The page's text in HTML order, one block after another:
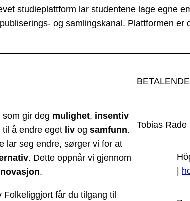
studieplattform lar studentene lage egne
publiserings- og samlingskanal. Plattformen
gir deg mulighet, insentiv
til å endre eget liv og samfunn.
lar seg endre, sørger vi for at
. Dette oppnår vi gjennom
.
Folkeliggjort får du tilgang til
Tobias Rade
|